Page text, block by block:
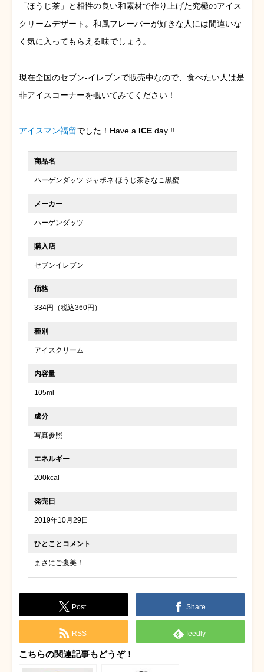
「ほうじ茶」と相性の良い和素材で作り上げた究極のアイス
クリームデザート。和風フレーバーが好きな人には間違いな
く気に入ってもらえる味でしょう。
現在全国のセブン-イレブンで販売中なので、食べたい人は是
非アイスコーナーを覗いてみてください！
アイスマン福留でした！Have a ICE day !!
商品名
ハーゲンダッツ ジャポネ ほうじ茶きなこ黒蜜
メーカー
ハーゲンダッツ
購入店
セブンイレブン
価格
334円（税込360円）
種別
アイスクリーム
内容量
105ml
成分
写真参照
エネルギー
200kcal
発売日
2019年10月29日
ひとことコメント
まさにご褒美！
Post Share
RSS feedly
こちらの関連記事もどうぞ！